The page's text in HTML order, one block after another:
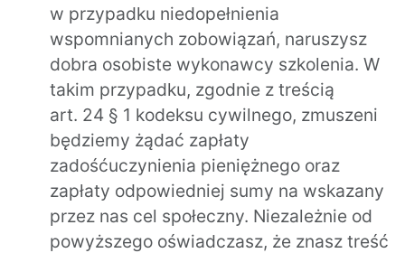
w przypadku niedopełnienia
wspomnianych zobowiązań, naruszysz
dobra osobiste wykonawcy szkolenia. W
takim przypadku, zgodnie z treścią
art. 24 § 1 kodeksu cywilnego, zmuszeni
będziemy żądać zapłaty
zadośćuczynienia pieniężnego oraz
zapłaty odpowiedniej sumy na wskazany
przez nas cel społeczny. Niezależnie od
powyższego oświadczasz, że znasz treść